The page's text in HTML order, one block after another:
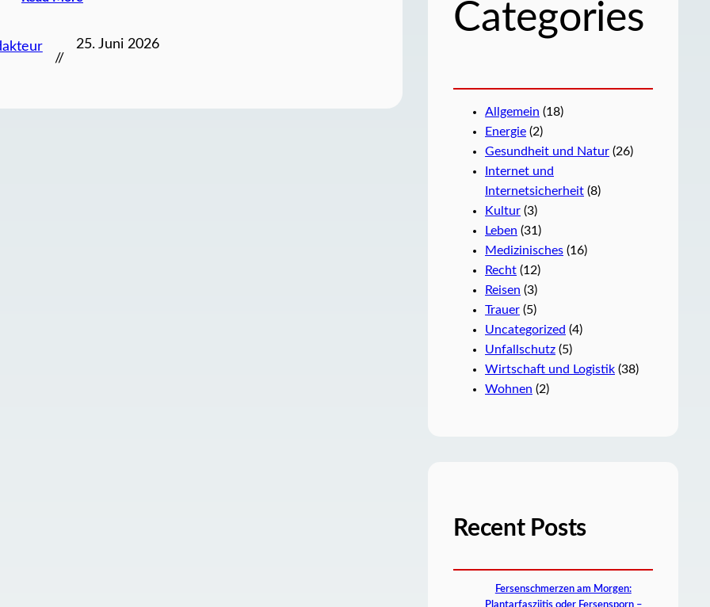
//
25. Juni 2026
Categories
Allgemein (18)
Energie (2)
Gesundheit und Natur (26)
Internet und
Internetsicherheit (8)
Kultur (3)
Leben (31)
Medizinisches (16)
Recht (12)
Reisen (3)
Trauer (5)
Uncategorized (4)
Unfallschutz (5)
Wirtschaft und Logistik (38)
Wohnen (2)
Recent Posts
Fersenschmerzen am Morgen:
Plantarfasziitis oder Fersensporn –